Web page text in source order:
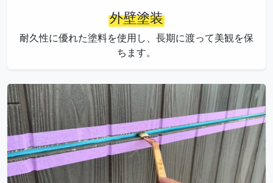
外壁塗装
耐久性に優れた塗料を使用し、長期に渡って美観を保
ちます。